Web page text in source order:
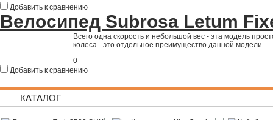
Добавить к сравнению
Велосипед Subrosa Letum
Всего одна скорость и небольшой вес - эта модель
колеса - это отдельное преимущество данной модели.
0
Добавить к сравнению
КАТАЛОГ